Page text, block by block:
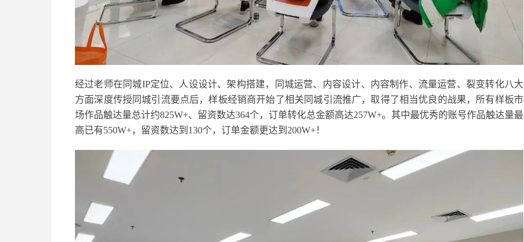
经过老师在同城IP定位、人设设计、架构搭建，同城运营、内容设计、内容制作、流量运营、裂变转化八大
方面深度传授同城引流要点后，样板经销商开始了相关同城引流推广，取得了相当优良的战果，所有样板市
场作品触达量总计约825W+、留资数达364个，订单转化总金额高达257W+。其中最优秀的账号作品触达量最
高已有550W+，留资数达到130个，订单金额更达到200W+！